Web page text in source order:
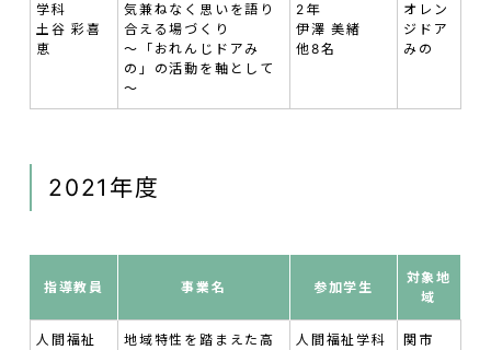
学科
土谷 彩喜
恵
気兼ねなく思いを語り
合える場づくり
～「おれんじドアみ
の」の活動を軸として
～
2年
伊澤 美緒
他8名
オレン
ジドア
みの
2021年度
指導教員 事業名 参加学生
対象地
域
人間福祉
地域特性を踏まえた高
人間福祉学科
関市